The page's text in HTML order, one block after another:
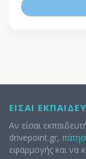
ΕΊΣΑΙ
Αν είσαι
drivepoint.gr,
εφαρμογής και να